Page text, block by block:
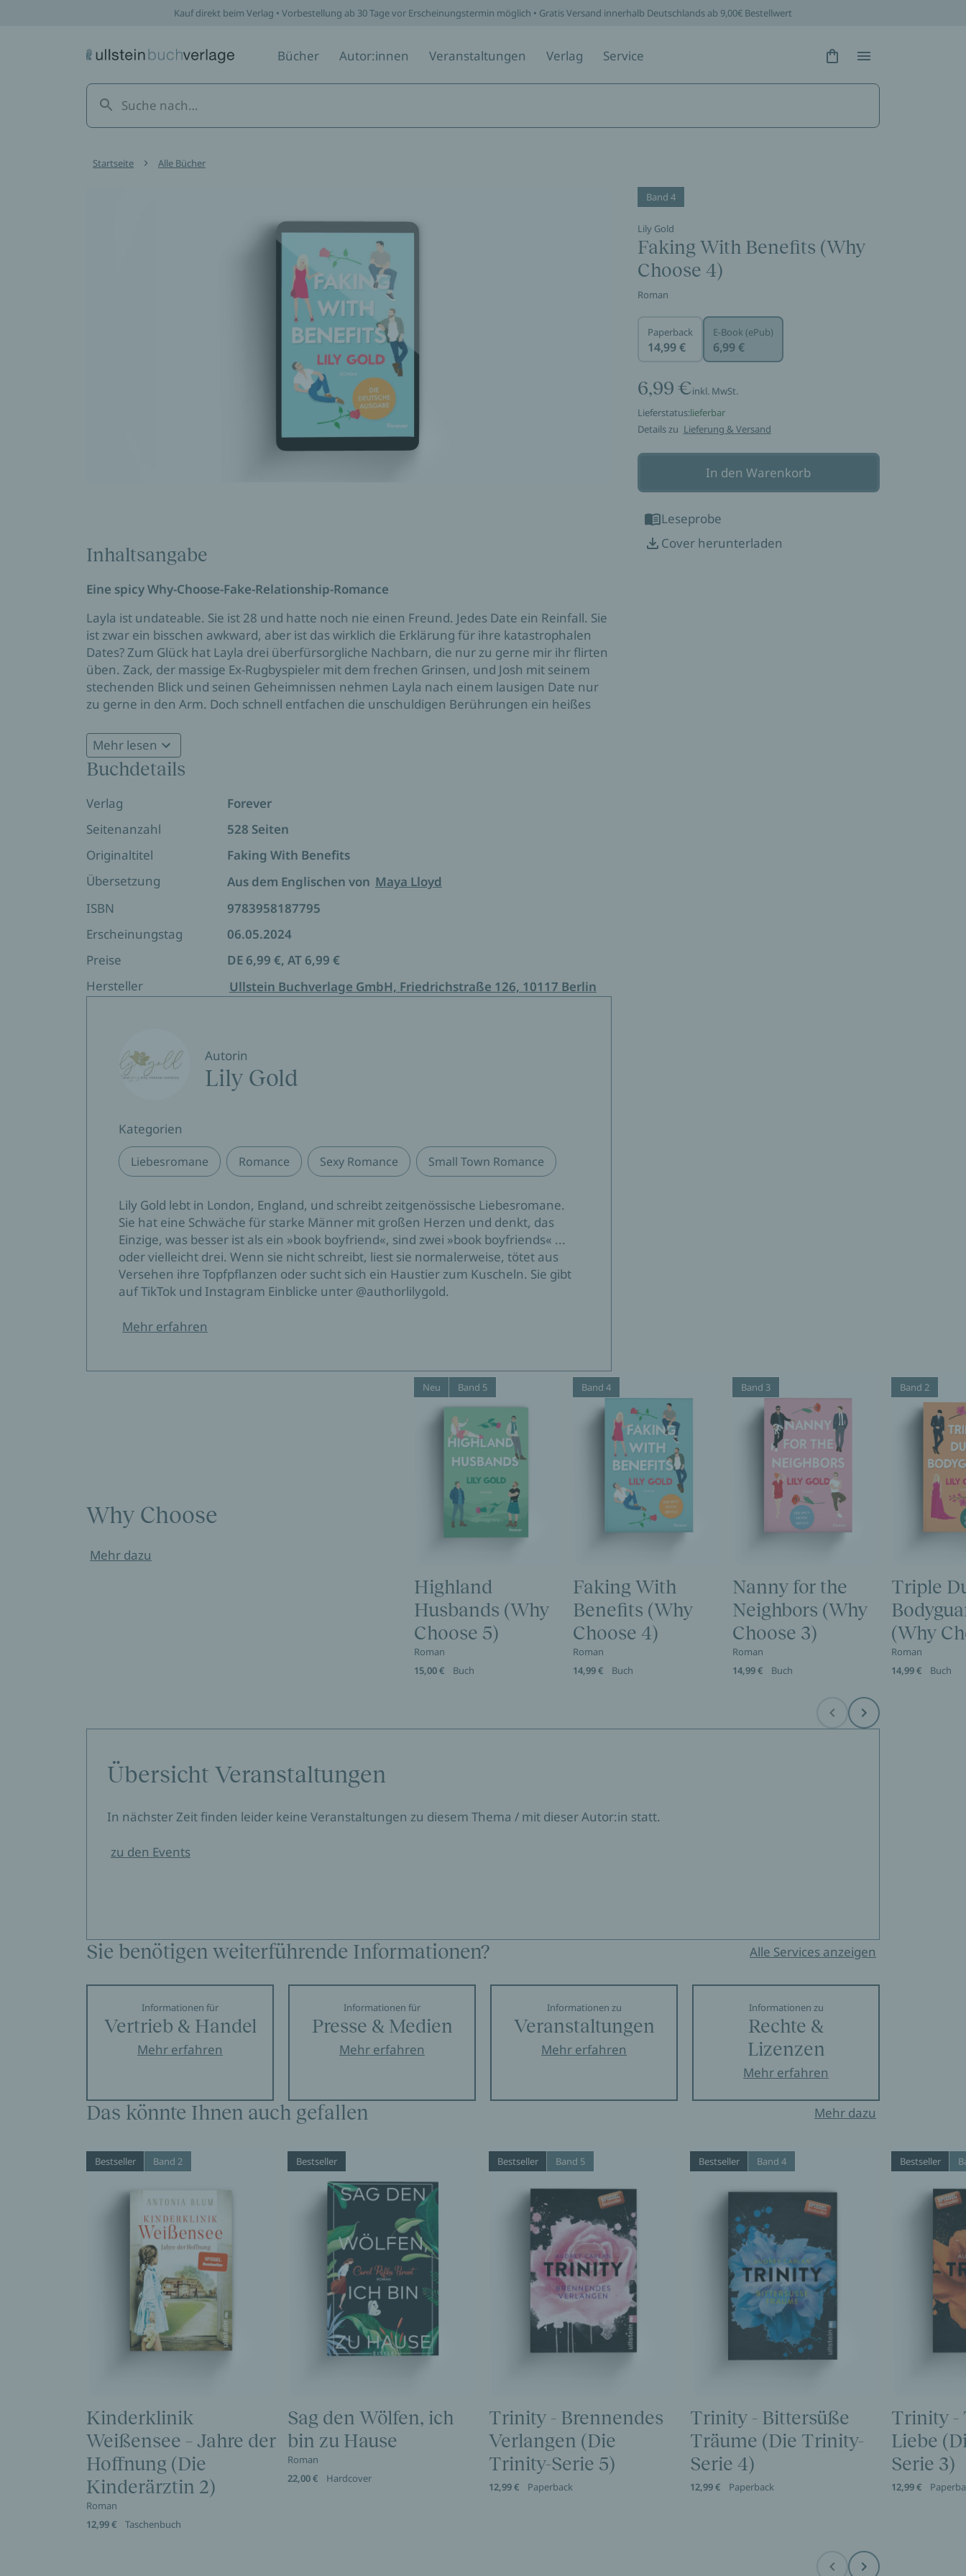
Kauf direkt beim Verlag • Vorbestellung ab 30 Tage vor Erscheinungstermin möglich • Gratis Versand innerhalb Deutschlands ab 9,00€ Bestellwert
Bücher Autor:innen Veranstaltungen Verlag Service Hidden Text
Hidden Text
Startseite Alle Bücher
Band 4
Lily Gold
Faking With Benefits (Why
Choose 4)
Roman
Paperback
14,99 €
E-Book (ePub)
6,99 €
6,99 €inkl. MwSt.
Lieferstatus:lieferbar
Details zu Lieferung & Versand
In den Warenkorb
Leseprobe
Cover herunterladen
Inhaltsangabe
Eine spicy Why-Choose-Fake-Relationship-Romance
Layla ist undateable. Sie ist 28 und hatte noch nie einen Freund. Jedes Date ein Reinfall. Sie
ist zwar ein bisschen awkward, aber ist das wirklich die Erklärung für ihre katastrophalen
Dates? Zum Glück hat Layla drei überfürsorgliche Nachbarn, die nur zu gerne mir ihr flirten
üben. Zack, der massige Ex-Rugbyspieler mit dem frechen Grinsen, und Josh mit seinem
stechenden Blick und seinen Geheimnissen nehmen Layla nach einem lausigen Date nur
zu gerne in den Arm. Doch schnell entfachen die unschuldigen Berührungen ein heißes
ehemaliger Lehrer, der sich weigert, bei den Fake-Dates mitzumachen …
FAKING WITH BENEFITS
Mit Bonus-Epilog!
Noch mehr Bücher von Lily Gold:
Three Swedish Mountain Men
Triple Duty Bodyguards
Mehr lesen
Buchdetails
Verlag
Forever
Seitenanzahl
528 Seiten
Originaltitel
Faking With Benefits
Übersetzung
Aus dem Englischen von Maya Lloyd
ISBN
9783958187795
Erscheinungstag
06.05.2024
Preise
DE 6,99 €, AT 6,99 €
Hersteller
Ullstein Buchverlage GmbH, Friedrichstraße 126, 10117 Berlin
Autorin
Lily Gold
Kategorien
Liebesromane Romance Sexy Romance Small Town Romance
Lily Gold lebt in London, England, und schreibt zeitgenössische Liebesromane.
Sie hat eine Schwäche für starke Männer mit großen Herzen und denkt, das
Einzige, was besser ist als ein »book boyfriend«, sind zwei »book boyfriends« ...
oder vielleicht drei. Wenn sie nicht schreibt, liest sie normalerweise, tötet aus
Versehen ihre Topfpflanzen oder sucht sich ein Haustier zum Kuscheln. Sie gibt
auf TikTok und Instagram Einblicke unter @authorlilygold.
Mehr erfahren
Why Choose
Mehr dazu
Neu Band 5
Highland
Husbands (Why
Choose 5)
Roman
15,00 €
Buch
Band 4
Faking With
Benefits (Why
Choose 4)
Roman
14,99 €
Buch
Band 3
Nanny for the
Neighbors (Why
Choose 3)
Roman
14,99 €
Buch
Band 2
Triple
(Why
Roman
14,99 €
Buch
Before Next
Übersicht Veranstaltungen
In nächster Zeit finden leider keine Veranstaltungen zu diesem Thema / mit dieser Autor:in statt.
zu den Events
Sie benötigen weiterführende Informationen? Alle Services anzeigen
Informationen für
Vertrieb & Handel
Mehr erfahren
Informationen für
Presse & Medien
Mehr erfahren
Informationen zu
Veranstaltungen
Mehr erfahren
Informationen zu
Rechte &
Lizenzen
Mehr erfahren
Das könnte Ihnen auch gefallen Mehr dazu
Bestseller Band 2
Kinderklinik
Weißensee – Jahre der
Hoffnung (Die
Kinderärztin 2)
Roman
12,99 €
Taschenbuch
Bestseller
Sag den Wölfen, ich
bin zu Hause
Roman
22,00 €
Hardcover
Bestseller Band 5
Trinity - Brennendes
Verlangen (Die
Trinity-Serie 5)
12,99 € Paperback
Bestseller Band 4
Trinity - Bittersüße
Träume (Die Trinity-
Serie 4)
12,99 € Paperback
Bestseller
Trinity -
Liebe
Serie 3)
12,99 €
Before Next